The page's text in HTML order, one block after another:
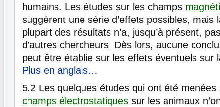
humains. Les études sur les champs
suggèrent une série d’effets possibles, mais
plupart des résultats n’a, jusqu’à présent,
d’autres chercheurs. Dès lors, aucune
peut être établie sur les effets éventuels sur
Plus en anglais…
5.2 Les quelques études qui ont été
champs électrostatiques sur les animaux